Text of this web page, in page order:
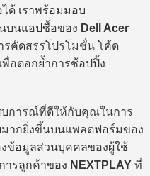
ด้ เราพร้อมมอบ
บนแอปซื้อของ Dell Acer
รคัดสรรโปรโมชั่น โค้ด
พื่อตอกย้ำการช้อปปิ้ง
การณ์ที่ดีให้กับคุณในการ
ากยิ่งขึ้นบนแพลตฟอร์มของ
งข้อมูลส่วนบุคคลของผู้ใช้
ารลูกค้าของ NEXTPLAY ที่